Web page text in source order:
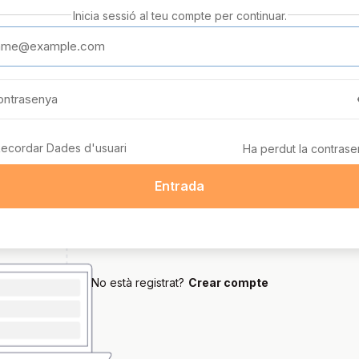
Inicia sessió al teu compte per continuar.
Dades d'usuari Ha perdut la
Entrada
No està registrat? Crear compte